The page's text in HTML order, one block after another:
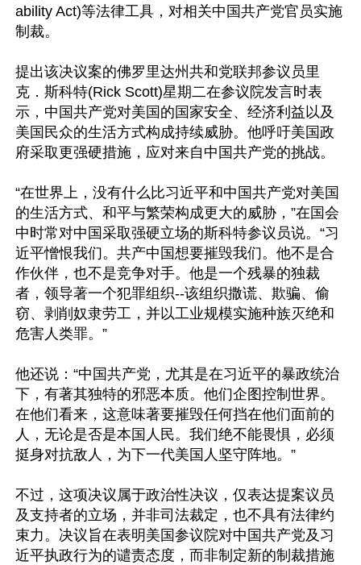
ability Act)等法律工具，对相关中国共产党官员实施
制裁。
提出该决议案的佛罗里达州共和党联邦参议员里
克．斯科特(Rick Scott)星期二在参议院发言时表
示，中国共产党对美国的国家安全、经济利益以及
美国民众的生活方式构成持续威胁。他呼吁美国政
府采取更强硬措施，应对来自中国共产党的挑战。
“在世界上，没有什么比习近平和中国共产党对美国
的生活方式、和平与繁荣构成更大的威胁，”在国会
中时常对中国采取强硬立场的斯科特参议员说。“习
近平憎恨我们。共产中国想要摧毁我们。他不是合
作伙伴，也不是竞争对手。他是一个残暴的独裁
者，领导著一个犯罪组织--该组织撒谎、欺骗、偷
窃、剥削奴隶劳工，并以工业规模实施种族灭绝和
危害人类罪。”
他还说：“中国共产党，尤其是在习近平的暴政统治
下，有著其独特的邪恶本质。他们企图控制世界。
在他们看来，这意味著要摧毁任何挡在他们面前的
人，无论是否是本国人民。我们绝不能畏惧，必须
挺身对抗敌人，为下一代美国人坚守阵地。”
不过，这项决议属于政治性决议，仅表达提案议员
及支持者的立场，并非司法裁定，也不具有法律约
束力。决议旨在表明美国参议院对中国共产党及习
近平执政行为的谴责态度，而非制定新的制裁措施